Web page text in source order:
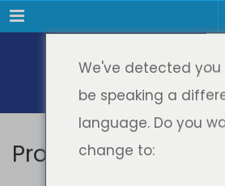
Meniul
Profesori & Invitați
We've detected
be speaking a
language. Do you
change to: